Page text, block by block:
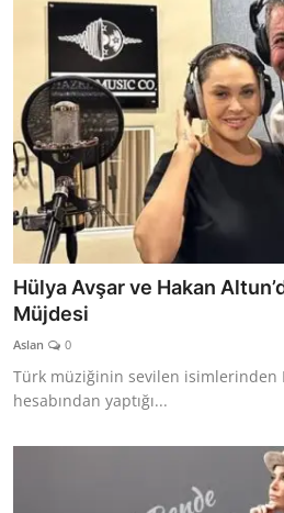
Hülya Avşar ve Hakan
Müjdesi
Aslan 0
Türk müziğinin sevilen isimlerinden
hesabından yaptığı...